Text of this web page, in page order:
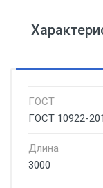
ГОСТ
ГОСТ 10922-
Длина
3000